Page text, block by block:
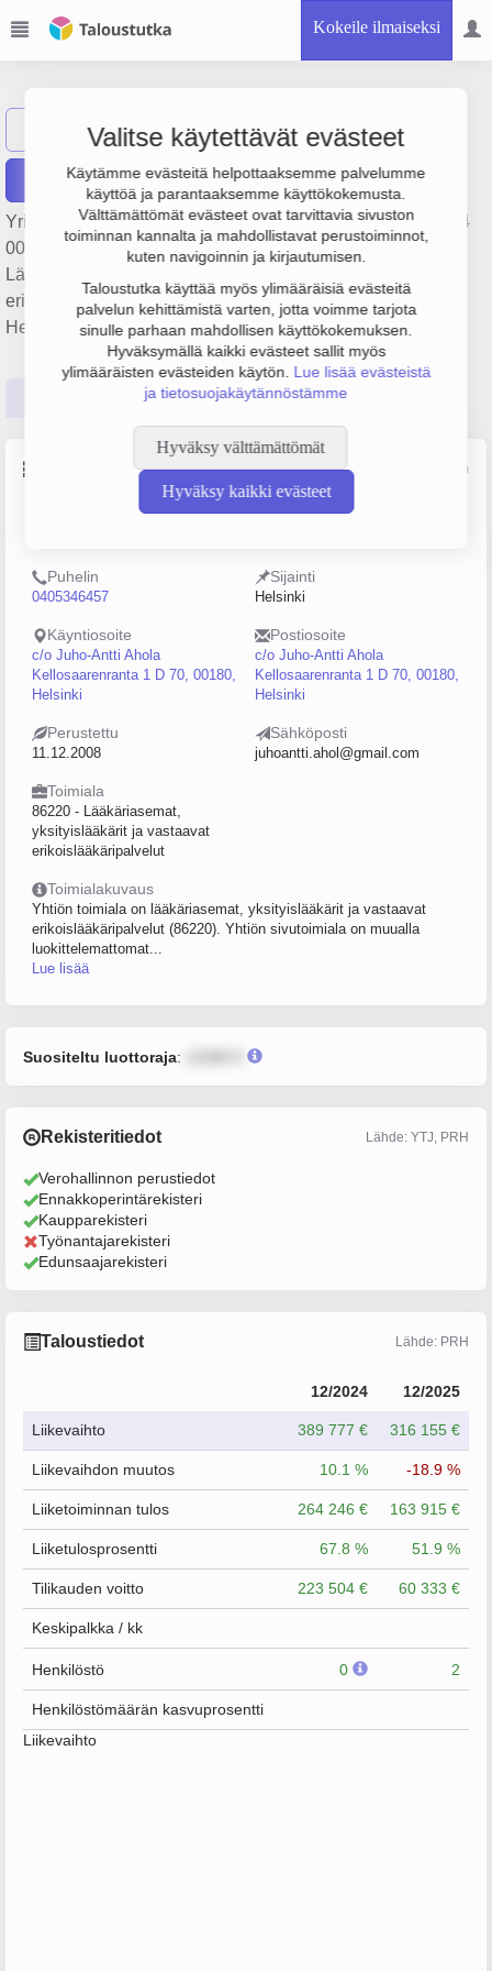
Kokeile ilmaiseksi
Valitse käytettävät evästeet
Käytämme evästeitä helpottaaksemme palvelumme
käyttöä ja parantaaksemme käyttökokemusta.
Välttämättömät evästeet ovat tarvittavia sivuston
toiminnan kannalta ja mahdollistavat perustoiminnot,
kuten navigoinnin ja kirjautumisen.
Taloustutka käyttää myös ylimääräisiä evästeitä
palvelun kehittämistä varten, jotta voimme tarjota
sinulle parhaan mahdollisen käyttökokemuksen.
Hyväksymällä kaikki evästeet sallit myös
ylimääräisten evästeiden käytön. Lue lisää evästeistä
ja tietosuojakäytännöstämme
Hyväksy välttämättömät
Hyväksy kaikki evästeet
Näytä haku O Odvertopod Oy
Raportit
Yrityksen Odvertopod Oy liikevaihto on 316 000 €, tulos 164
000 € ja henkilöstömäärä 2. Sen päätoimiala on
Lääkäriasemat, yksityislääkärit ja vastaavat
erikoislääkäripalvelut, perustamisvuosi 2008 ja sijainti
Helsinki. Yrityksen yhtiömuoto Osakeyhtiö (OY).
Tilinpäätösluvut Päättäjätiedot
Perustiedot Lähde: YTJ, PRH, Traficom
Henkilöstömäärä
Puhelin
0405346457
Sijainti
Helsinki
Käyntiosoite
c/o Juho-Antti Ahola
Kellosaarenranta 1 D 70, 00180,
Helsinki
Postiosoite
c/o Juho-Antti Ahola
Kellosaarenranta 1 D 70, 00180,
Helsinki
Perustettu
11.12.2008
Sähköposti
juhoantti.ahol@gmail.com
Toimiala
86220 - Lääkäriasemat,
yksityislääkärit ja vastaavat
erikoislääkäripalvelut
Toimialakuvaus
Yhtiön toimiala on lääkäriasemat, yksityislääkärit ja vastaavat
erikoislääkäripalvelut (86220). Yhtiön sivutoimiala on muualla
luokittelemattomat...
Lue lisää
Suositeltu luottoraja:
Rekisteritiedot Lähde: YTJ, PRH
Verohallinnon perustiedot
Ennakkoperintärekisteri
Kaupparekisteri
Työnantajarekisteri
Edunsaajarekisteri
Taloustiedot Lähde: PRH
12/2024 12/2025
Liikevaihto 389 777 € 316 155 €
Liikevaihdon muutos 10.1 % -18.9 %
Liiketoiminnan tulos 264 246 € 163 915 €
Liiketulosprosentti 67.8 % 51.9 %
Tilikauden voitto 223 504 € 60 333 €
Keskipalkka / kk
Henkilöstö 0 2
Henkilöstömäärän kasvuprosentti
Liikevaihto